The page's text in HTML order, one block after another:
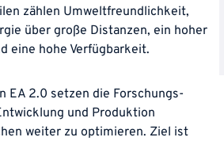
zählen Umweltfreundlichkeit,
über große Distanzen, ein hoher
eine hohe Verfügbarkeit.
EA 2.0 setzen die Forschungs-
und Produktion
weiter zu optimieren. Ziel ist